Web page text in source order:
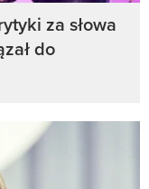
za słowa
do